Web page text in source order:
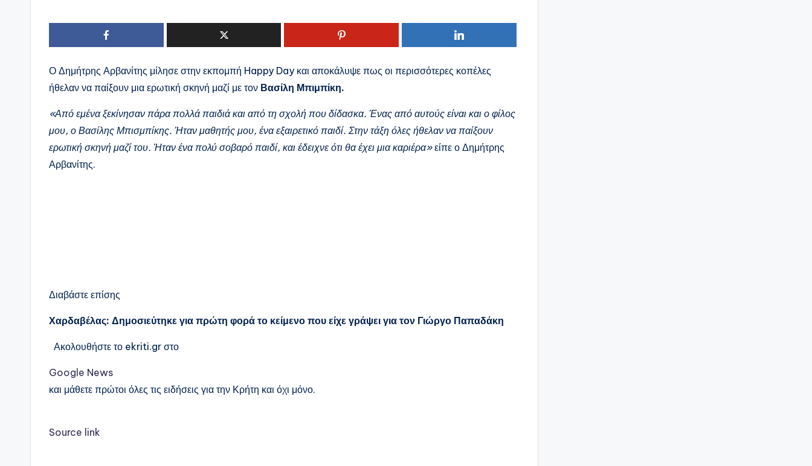
Ο Δημήτρης Αρβανίτης μίλησε στην εκπομπή Happy Day και αποκάλυψε πως οι περισσότερες κοπέλες
ήθελαν να παίξουν μια ερωτική σκηνή μαζί με τον Βασίλη Μπιμπίκη.
«Από εμένα ξεκίνησαν πάρα πολλά παιδιά και από τη σχολή που δίδασκα. Ένας από αυτούς είναι και ο φίλος
μου, ο Βασίλης Μπισμπίκης. Ήταν μαθητής μου, ένα εξαιρετικό παιδί. Στην τάξη όλες ήθελαν να παίξουν
ερωτική σκηνή μαζί του. Ήταν ένα πολύ σοβαρό παιδί, και έδειχνε ότι θα έχει μια καριέρα»είπε ο Δημήτρης
Αρβανίτης.
Διαβάστε επίσης
Χαρδαβέλας: Δημοσιεύτηκε για πρώτη φορά το κείμενο που είχε γράψει για τον Γιώργο Παπαδάκη
Ακολουθήστε το ekriti.gr στο
Google News
και μάθετε πρώτοι όλες τις ειδήσεις για την Κρήτη και όχι μόνο.
Source link